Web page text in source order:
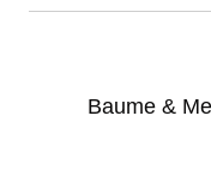
Baume &